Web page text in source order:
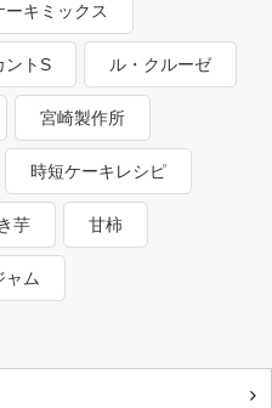
ーキミックス
ントS ル・クルーゼ
宮崎製作所
時短ケーキレシピ
芋 甘柿
ャム